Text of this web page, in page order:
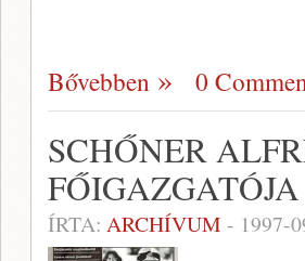
Bővebben 0
SCHŐNER
FŐIGAZGATÓJA
ÍRTA: ARCHÍVUM - 1997-